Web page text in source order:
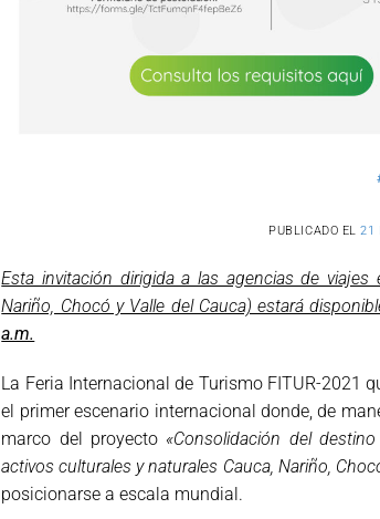
PUBLICADO EL21
Esta invitación dirigida a las agencias de
Nariño, Chocó y Valle del Cauca) estará
a.m.
La Feria Internacional de Turismo FITUR-2021
el primer escenario internacional donde, de
marco del proyecto «Consolidación del
activos culturales y naturales Cauca, Nariño,
posicionarse a escala mundial.